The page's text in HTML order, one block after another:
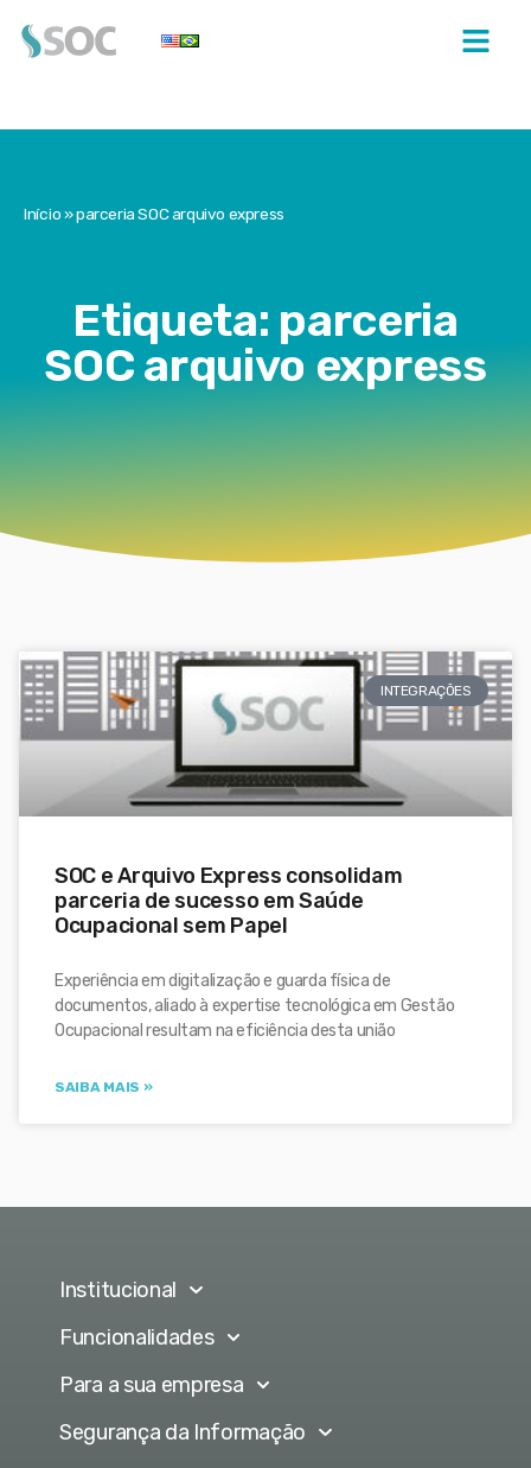
Início»parceria SOC arquivo express
Etiqueta: parceria
SOC arquivo express
INTEGRAÇÕES
SOC e Arquivo Express consolidam
parceria de sucesso em Saúde
Ocupacional sem Papel
Experiência em digitalização e guarda física de
documentos, aliado à expertise tecnológica em Gestão
Ocupacional resultam na eficiência desta união
SAIBA MAIS »
Institucional
Funcionalidades
Para a sua empresa
Segurança da Informação